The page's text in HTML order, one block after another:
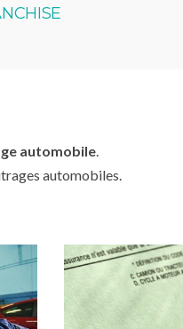
automobile.
automobiles.